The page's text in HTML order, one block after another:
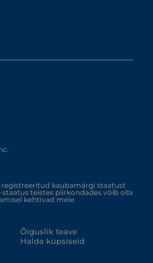
kaubamärgi staatust
teistes piirkondades võib olla
kehtivad meie
Õiguslik teave
Halda küpsiseid